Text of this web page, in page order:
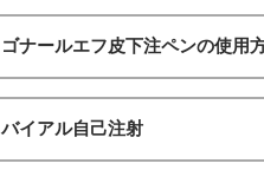
ゴナールエフ皮下注ペンの使用
バイアル自己注射